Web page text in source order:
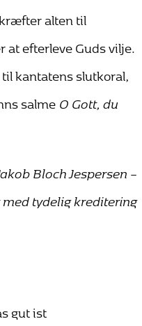
alten til
efterleve Guds vilje.
kantatens slutkoral,
salmeO Gott, du
Bloch Jespersen –
tydelig kreditering
gut ist